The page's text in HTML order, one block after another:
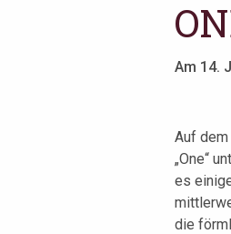
Am 14.
Auf
„One“
es
die